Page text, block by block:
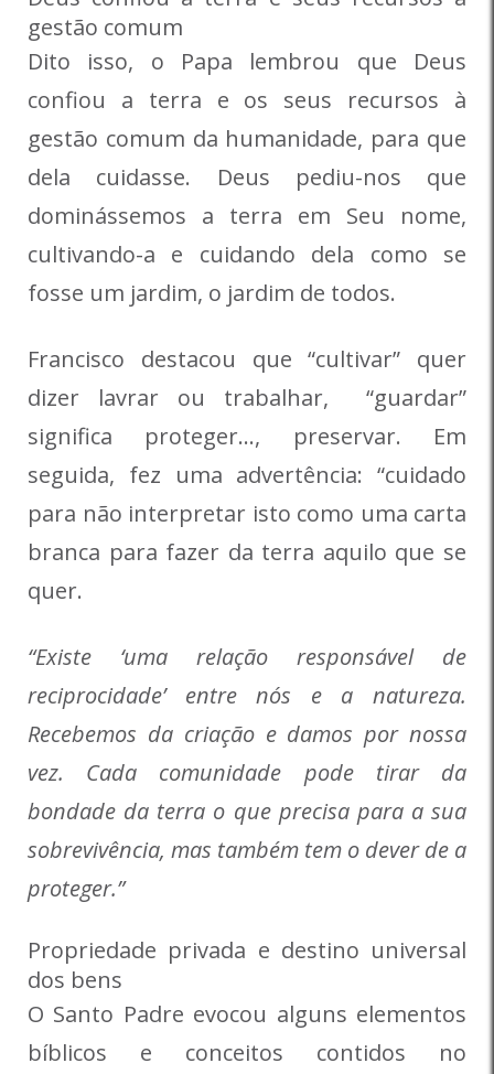
gestão comum
Dito isso, o Papa lembrou que Deus
confiou a terra e os seus recursos à
gestão comum da humanidade, para que
dela cuidasse. Deus pediu-nos que
dominássemos a terra em Seu nome,
cultivando-a e cuidando dela como se
fosse um jardim, o jardim de todos.
Francisco destacou que “cultivar” quer
dizer lavrar ou trabalhar, “guardar”
significa proteger…, preservar. Em
seguida, fez uma advertência: “cuidado
para não interpretar isto como uma carta
branca para fazer da terra aquilo que se
quer.
“Existe ‘uma relação responsável de
reciprocidade’ entre nós e a natureza.
Recebemos da criação e damos por nossa
vez. Cada comunidade pode tirar da
bondade da terra o que precisa para a sua
sobrevivência, mas também tem o dever de a
proteger.”
Propriedade privada e destino universal
dos bens
O Santo Padre evocou alguns elementos
bíblicos e conceitos contidos no